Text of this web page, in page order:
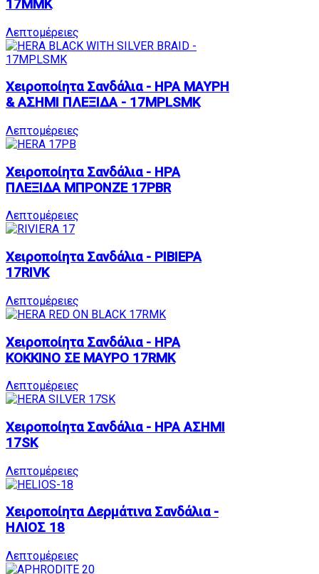
17MMK
Λεπτομέρειες
Χειροποίητα Σανδάλια - ΗΡΑ ΜΑΥΡΗ
& ΑΣΗΜΙ ΠΛΕΞΙΔΑ - 17MPLSMK
Λεπτομέρειες
Χειροποίητα Σανδάλια - ΗΡΑ
ΠΛΕΞΙΔΑ ΜΠΡΟΝΖΕ 17PBR
Λεπτομέρειες
Χειροποίητα Σανδάλια - ΡΙΒΙΕΡΑ
17RIVK
Λεπτομέρειες
Χειροποίητα Σανδάλια - ΗΡΑ
ΚΟΚΚΙΝΟ ΣΕ ΜΑΥΡΟ 17RMK
Λεπτομέρειες
Χειροποίητα Σανδάλια - ΗΡΑ ΑΣΗΜΙ
17SK
Λεπτομέρειες
Χειροποίητα Δερμάτινα Σανδάλια -
ΗΛΙΟΣ 18
Λεπτομέρειες